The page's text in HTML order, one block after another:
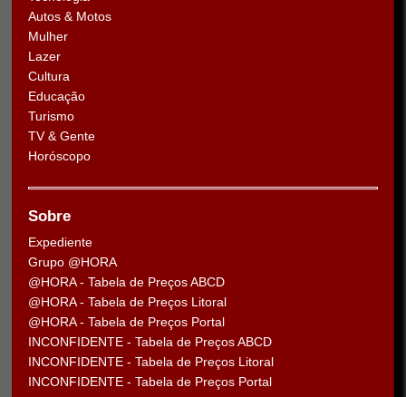
Autos & Motos
Mulher
Lazer
Cultura
Educação
Turismo
TV & Gente
Horóscopo
Sobre
Expediente
Grupo @HORA
@HORA - Tabela de Preços ABCD
@HORA - Tabela de Preços Litoral
@HORA - Tabela de Preços Portal
INCONFIDENTE - Tabela de Preços ABCD
INCONFIDENTE - Tabela de Preços Litoral
INCONFIDENTE - Tabela de Preços Portal